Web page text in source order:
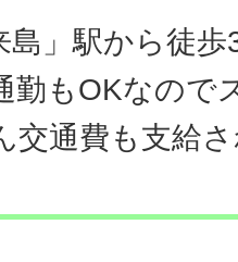
島」駅から徒
勤もOKなので
交通費も支給